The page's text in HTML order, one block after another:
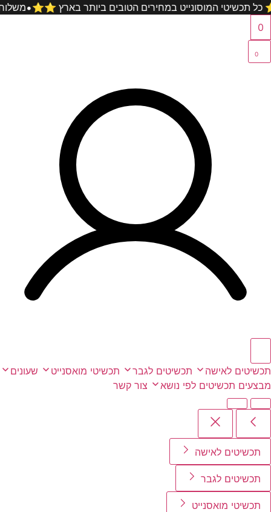
דלג
לתוכן
על כל קניה ⭐️⭐️ כל תכשיטי המוסונייט במחירים הטובים ביותר
0
0
תכשיטים לאישה תכשיטים לגבר תכשיטי מואסנייט
שעונים
מבצעים תכשיטים לפי נושא צור קשר
תכשיטים לאישה
תכשיטים לגבר
תכשיטי מואסנייט